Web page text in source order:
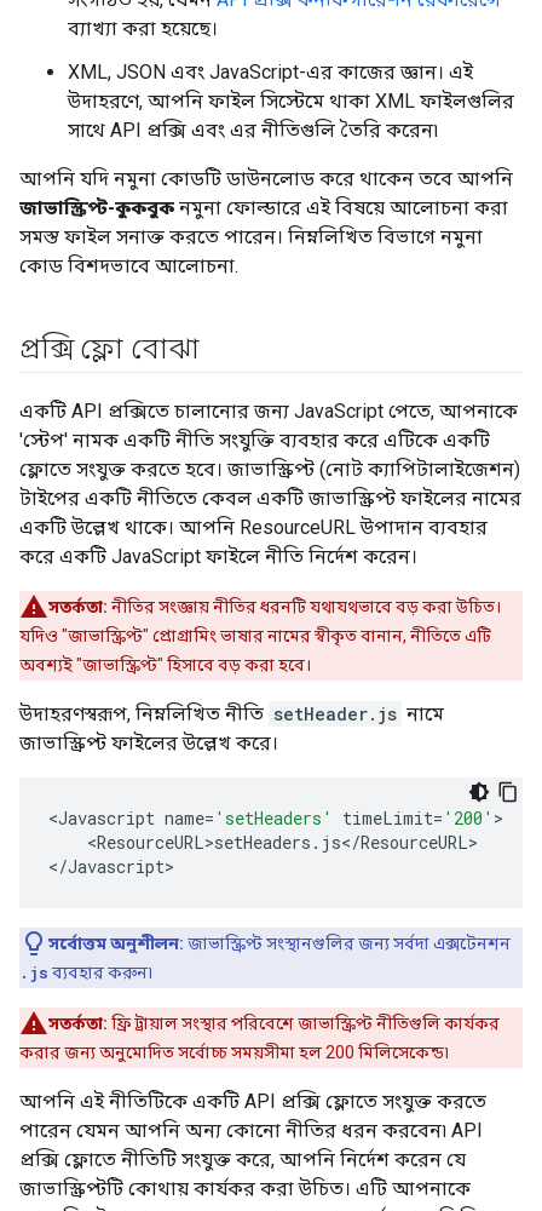
ব্যাখ্যা করা হয়েছে।
XML, JSON এবং JavaScript-এর কাজের জ্ঞান। এই
উদাহরণে, আপনি ফাইল সিস্টেমে থাকা XML ফাইলগুলির
সাথে API প্রক্সি এবং এর নীতিগুলি তৈরি করেন৷
আপনি যদি নমুনা কোডটি ডাউনলোড করে থাকেন তবে আপনি
জাভাস্ক্রিপ্ট-কুকবুক নমুনা ফোল্ডারে এই বিষয়ে আলোচনা করা
সমস্ত ফাইল সনাক্ত করতে পারেন। নিম্নলিখিত বিভাগে নমুনা
কোড বিশদভাবে আলোচনা.
প্রক্সি ফ্লো বোঝা
একটি API প্রক্সিতে চালানোর জন্য JavaScript পেতে, আপনাকে
'স্টেপ' নামক একটি নীতি সংযুক্তি ব্যবহার করে এটিকে একটি
ফ্লোতে সংযুক্ত করতে হবে। জাভাস্ক্রিপ্ট (নোট ক্যাপিটালাইজেশন)
টাইপের একটি নীতিতে কেবল একটি জাভাস্ক্রিপ্ট ফাইলের নামের
একটি উল্লেখ থাকে। আপনি ResourceURL উপাদান ব্যবহার
করে একটি JavaScript ফাইলে নীতি নির্দেশ করেন।
সতর্কতা: নীতির সংজ্ঞায় নীতির ধরনটি যথাযথভাবে বড় করা উচিত।
যদিও "জাভাস্ক্রিপ্ট" প্রোগ্রামিং ভাষার নামের স্বীকৃত বানান, নীতিতে এটি
অবশ্যই "জাভাস্ক্রিপ্ট" হিসাবে বড় করা হবে।
উদাহরণস্বরূপ, নিম্নলিখিত নীতি setHeader.js নামে
জাভাস্ক্রিপ্ট ফাইলের উল্লেখ করে।
<Javascript name= 'setHeaders' timeLimit= '200'
<ResourceURL>setHeaders . js</ResourceURL>
</Javascript>
সর্বোত্তম অনুশীলন: জাভাস্ক্রিপ্ট সংস্থানগুলির জন্য সর্বদা এক্সটেনশন
.js ব্যবহার করুন৷
সতর্কতা: ফ্রি ট্রায়াল সংস্থার পরিবেশে জাভাস্ক্রিপ্ট নীতিগুলি কার্যকর
করার জন্য অনুমোদিত সর্বোচ্চ সময়সীমা হল 200 মিলিসেকেন্ড৷
আপনি এই নীতিটিকে একটি API প্রক্সি ফ্লোতে সংযুক্ত করতে
পারেন যেমন আপনি অন্য কোনো নীতির ধরন করবেন৷ API
প্রক্সি ফ্লোতে নীতিটি সংযুক্ত করে, আপনি নির্দেশ করেন যে
জাভাস্ক্রিপ্টটি কোথায় কার্যকর করা উচিত। এটি আপনাকে